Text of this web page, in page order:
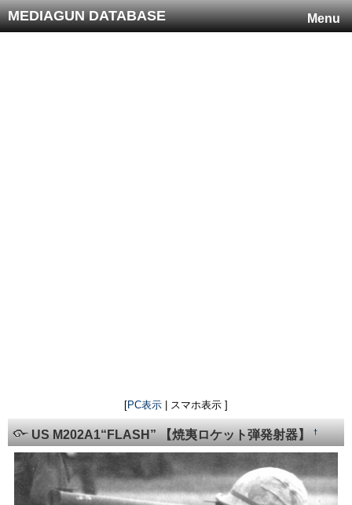
Menu
MEDIAGUN DATABASE
[PC表示 | スマホ表示 ]
US M202A1“FLASH” 【焼夷ロケット弾発射器】†